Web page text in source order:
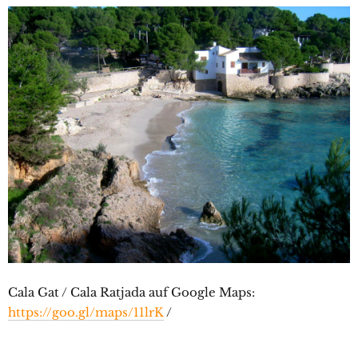
Cala Gat / Cala Ratjada auf Google Maps:
https://goo.gl/maps/11lrK/